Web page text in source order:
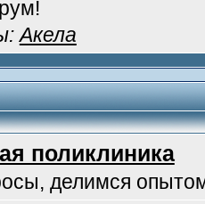
Акела
поликлиника
делимся